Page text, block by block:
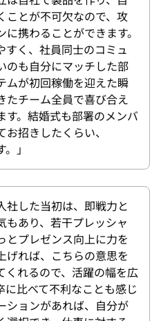
ことが不可欠なので、攻
携わることができます。
すく、社員同士のコミュ
のも自分にマッチした部
ムが初回稼働を迎えた瞬
たチーム全員で喜び合え
す。結婚式も部署のメンバ
招きしたくらい、
」
した当初は、即戦力と
もあり、若干プレッシャ
とプレゼンス向上に力を
げれば、こちらの意思を
くれるので、活躍の幅を広
に比べて不利なことも感じ
ションがあれば、自分が